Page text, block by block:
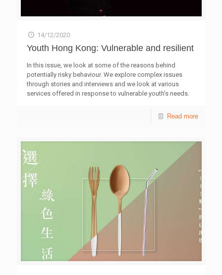
14/12/2020
Youth Hong Kong: Vulnerable and resilient
In this issue, we look at some of the reasons behind
potentially risky behaviour. We explore complex issues
through stories and interviews and we look at various
services offered in response to vulnerable youth’s needs.
Read more